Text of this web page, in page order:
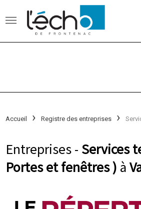
Accueil Registre des entreprises
Entreprises - Services
Portes et fenêtres ) à